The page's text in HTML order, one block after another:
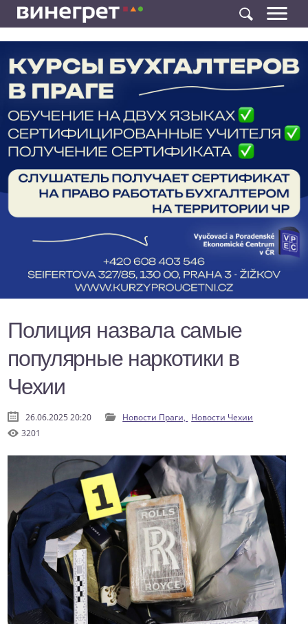
Полиция назвала самые
популярные наркотики в
Чехии
26.06.2025 20:20 Новости Праги, Новости Чехии
3201